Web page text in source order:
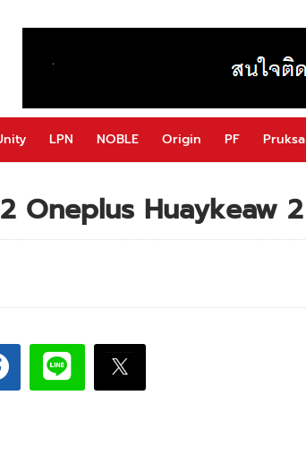
LPN NOBLE Origin PF Pruksa
Oneplus Huaykeaw 2